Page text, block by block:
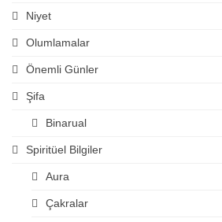
Niyet
Olumlamalar
Önemli Günler
Şifa
Binarual
Spiritüel Bilgiler
Aura
Çakralar